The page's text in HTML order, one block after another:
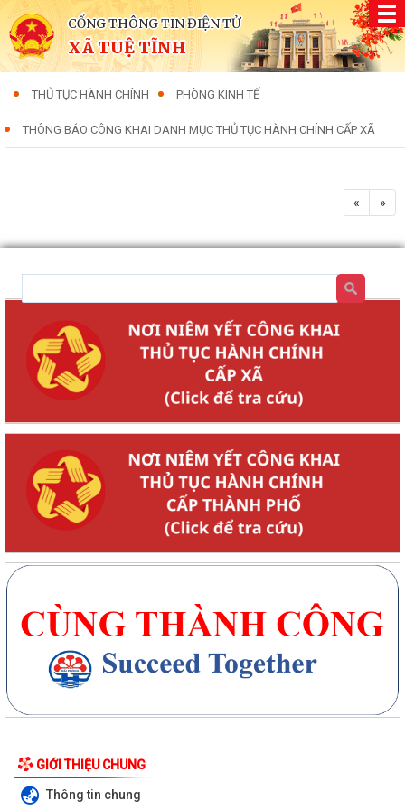
CỔNG THÔNG TIN ĐIỆN TỬ
XÃ TUỆ TĨNH
THỦ TỤC HÀNH CHÍNH PHÒNG KINH TẾ
THÔNG BÁO CÔNG KHAI DANH MỤC THỦ TỤC HÀNH CHÍNH CẤP XÃ
« »
GIỚI THIỆU CHUNG
Thông tin chung